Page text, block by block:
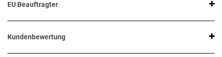
EU Beauftragter
Kundenbewertung